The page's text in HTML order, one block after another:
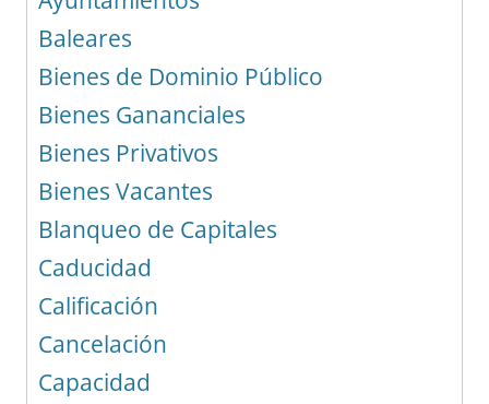
Baleares
Bienes de Dominio Público
Bienes Gananciales
Bienes Privativos
Bienes Vacantes
Blanqueo de Capitales
Caducidad
Calificación
Cancelación
Capacidad